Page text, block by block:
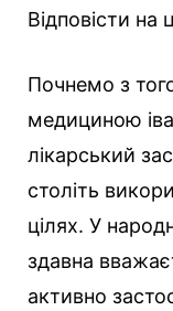
Відповісти на
Почнемо з
медициною
лікарський
століть
цілях. У
здавна
активно